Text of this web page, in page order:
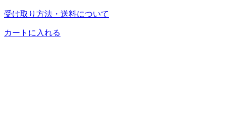
受け取り方法・送料について
カートに入れる